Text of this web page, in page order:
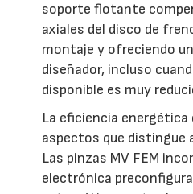
soporte flotante
axiales del disco de
montaje y ofreciendo
diseñador, incluso
disponible es muy
La eficiencia
aspectos que distingue
Las pinzas MV FEM
electrónica